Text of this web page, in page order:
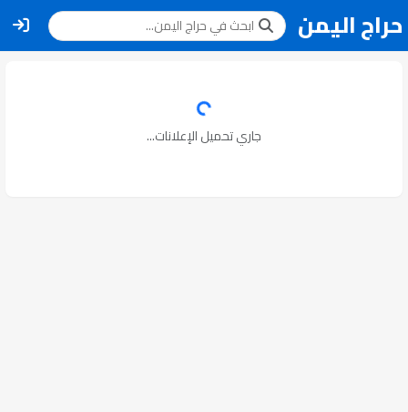
حراج اليمن
جاري تحميل الإعلانات...